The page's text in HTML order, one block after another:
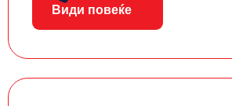
Види повеќе